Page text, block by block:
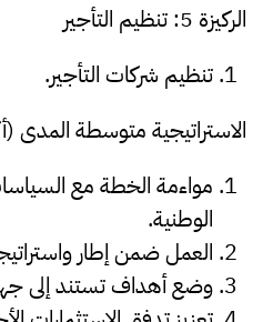
الركيزة 5: تنظيم التأجير
تنظيم شركات التأجير.
الاستراتيجية متوسطة المدى (أكثر
مواءمة الخطة مع
الوطنية.
العمل ضمن إطار
وضع أهداف تستند إلى